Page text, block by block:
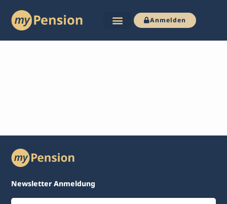
Zum
Inhalt
Anmelden
Newsletter Anmeldung